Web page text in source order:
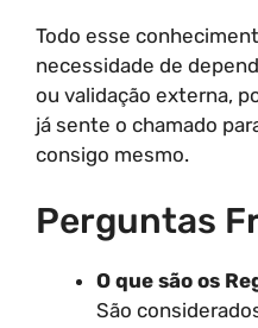
Todo esse
necessidade de
ou validação externa,
já sente o chamado
consigo mesmo.
Perguntas
O que são os
São